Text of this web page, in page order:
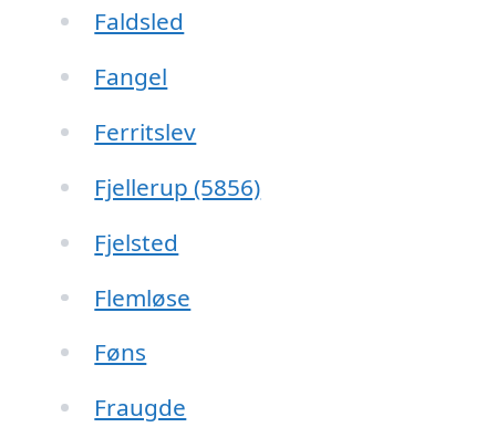
Faldsled
Fangel
Ferritslev
Fjellerup (5856)
Fjelsted
Flemløse
Føns
Fraugde